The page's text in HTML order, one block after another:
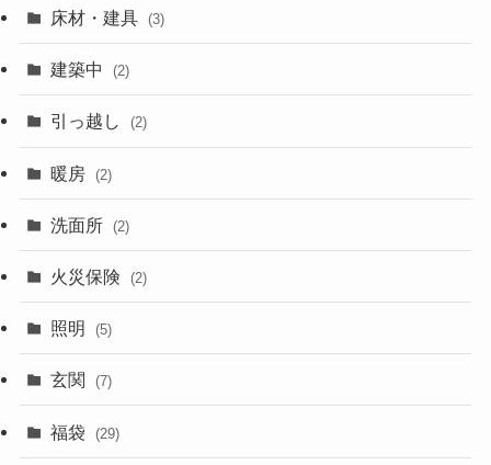
床材・建具 (3)
建築中 (2)
引っ越し (2)
暖房 (2)
洗面所 (2)
火災保険 (2)
照明 (5)
玄関 (7)
福袋 (29)